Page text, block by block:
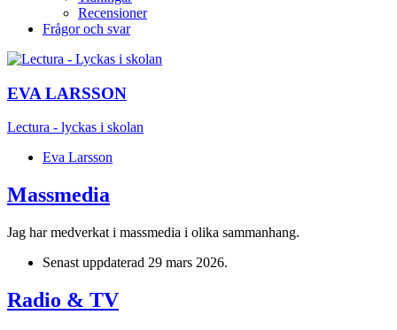
Recensioner
Frågor och svar
EVA LARSSON
Lectura - lyckas i skolan
Eva Larsson
Massmedia
Jag har medverkat i massmedia i olika sammanhang.
Senast uppdaterad 29 mars 2026.
Radio & TV